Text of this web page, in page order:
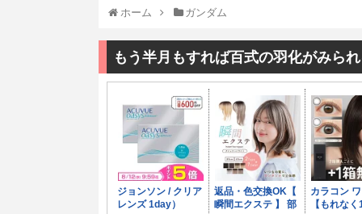
ホーム ガンダム
もう半月もすれば百式の羽化がみら